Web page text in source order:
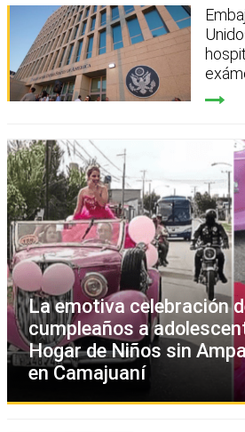
La emotiva celebración
cumpleaños a
Hogar de Niños sin
en Camajuaní